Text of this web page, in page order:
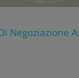
Negoziazione